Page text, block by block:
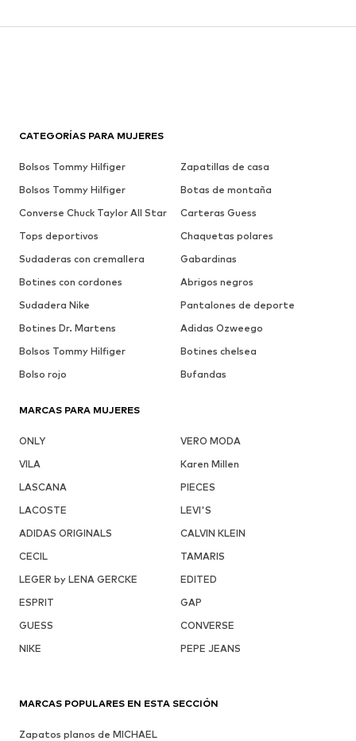
CATEGORÍAS PARA MUJERES
Bolsos Tommy Hilfiger
Zapatillas de casa
Bolsos Tommy Hilfiger
Botas de montaña
Converse Chuck Taylor All Star
Carteras Guess
Tops deportivos
Chaquetas polares
Sudaderas con cremallera
Gabardinas
Botines con cordones
Abrigos negros
Sudadera Nike
Pantalones de deporte
Botines Dr. Martens
Adidas Ozweego
Bolsos Tommy Hilfiger
Botines chelsea
Bolso rojo
Bufandas
MARCAS PARA MUJERES
ONLY
VERO MODA
VILA
Karen Millen
LASCANA
PIECES
LACOSTE
LEVI'S
ADIDAS ORIGINALS
CALVIN KLEIN
CECIL
TAMARIS
LEGER by LENA GERCKE
EDITED
ESPRIT
GAP
GUESS
CONVERSE
NIKE
PEPE JEANS
MARCAS POPULARES EN ESTA SECCIÓN
Zapatos planos de MICHAEL